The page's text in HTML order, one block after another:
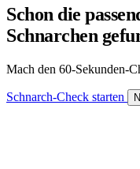
Schon die
Schnarchen
Mach den 60-Sekunden-
Schnarch-Check starten